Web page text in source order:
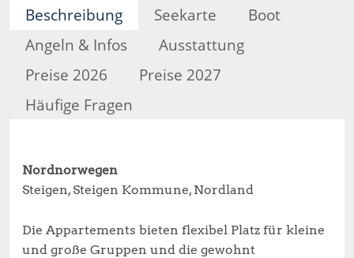
Beschreibung Seekarte
Boot
Angeln & Infos
Ausstattung
Preise 2026
Preise 2027
Häufige Fragen
Nordnorwegen
Steigen, Steigen Kommune, Nordland
Die Appartements bieten flexibel Platz für kleine
und große Gruppen und die gewohnt